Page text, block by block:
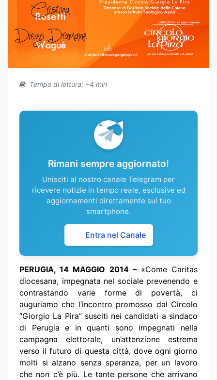
Tempo di lettura: ~4 min
Rimani sempre aggiornato!
Unisciti al nostro canale Telegram per
ricevere notizie in tempo reale, esclusive ed
aggiornamenti direttamente sul tuo
smartphone.
Entra nel Canale
PERUGIA, 14 MAGGIO 2014 –«Come Caritas
diocesana, impegnata nel sociale prevenendo e
contrastando varie forme di povertà, ci
auguriamo che l’incontro promosso dal Circolo
“Giorgio La Pira” susciti nei candidati a sindaco
di Perugia e in quanti sono impegnati nella
campagna elettorale, un’attenzione estrema
verso il futuro di questa città, dove ogni giorno
molti si alzano senza speranza, per un lavoro
che non c’è più. Le tante persone che arrivano